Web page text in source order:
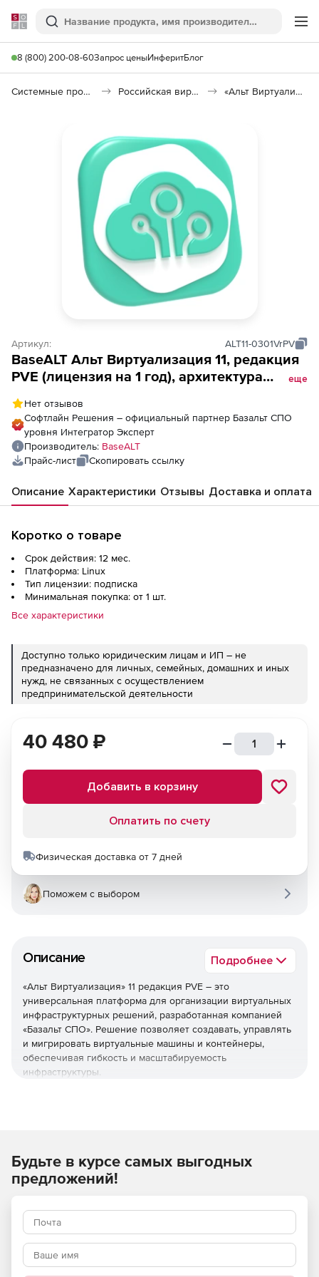
Softline
Поиск
8 (800) 200-08-60Запрос ценыИнферитБлог
Системные программы Российская виртуализация (Импортозамещение) «Альт Виртуализация» 11 редакция PVE
Артикул: ALT11-0301VrPV
BaseALT Альт Виртуализация 11, редакция
PVE (лицензия на 1 год), архитектура
еще
Нет отзывов
Софтлайн Решения – официальный партнер Базальт СПО
уровня Интегратор Эксперт
Производитель: BaseALT
Прайс-лист
Скопировать ссылку
Описание Характеристики Отзывы Доставка и оплата
Коротко о товаре
Срок действия: 12 мес.
Платформа: Linux
Тип лицензии: подписка
Минимальная покупка: от 1 шт.
Все характеристики
Доступно только юридическим лицам и ИП – не
предназначено для личных, семейных, домашних и иных
нужд, не связанных с осуществлением
предпринимательской деятельности
Описание Подробнее
«Альт Виртуализация» 11 редакция PVE – это
универсальная платформа для организации виртуальных
инфраструктурных решений, разработанная компанией
«Базальт СПО». Решение позволяет создавать, управлять
и мигрировать виртуальные машины и контейнеры,
обеспечивая гибкость и масштабируемость
инфраструктуры.
Основные преимущества
ресурсы путем оптимизации их использования.
Повышение производительности: улучшение
эффективности бизнес-процессов за счет быстрой
40 480 ₽
Добавить в корзину
Оплатить по счету
Физическая доставка от 7 дней
Поможем с выбором
Будьте в курсе самых выгодных
предложений!